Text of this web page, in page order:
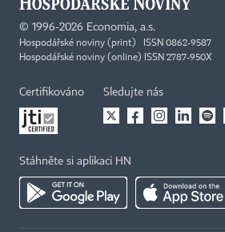
© 1996-2026 Economia, a.s.
Hospodářské noviny (print) ISSN 0862-9587
Hospodářské noviny (online) ISSN 2787-950X
Certifikováno Sledujte nás
Stáhněte si aplikaci HN